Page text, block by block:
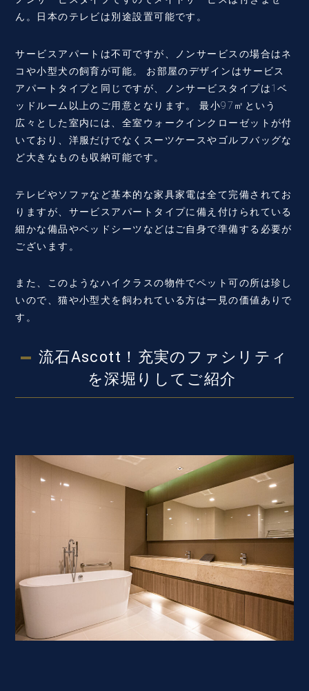
ん。日本のテレビは別途設置可能です。
サービスアパートは不可ですが、ノンサービスの場合はネ
コや小型犬の飼育が可能。 お部屋のデザインはサービス
アパートタイプと同じですが、ノンサービスタイプは1ベ
ッドルーム以上のご用意となります。 最小97㎡という
広々とした室内には、全室ウォークインクローゼットが付
いており、洋服だけでなくスーツケースやゴルフバッグな
ど大きなものも収納可能です。
テレビやソファなど基本的な家具家電は全て完備されてお
りますが、サービスアパートタイプに備え付けられている
細かな備品やベッドシーツなどはご自身で準備する必要が
ございます。
また、このようなハイクラスの物件でペット可の所は珍し
いので、猫や小型犬を飼われている方は一見の価値ありで
す。
流石Ascott！充実のファシリティ
を深堀りしてご紹介